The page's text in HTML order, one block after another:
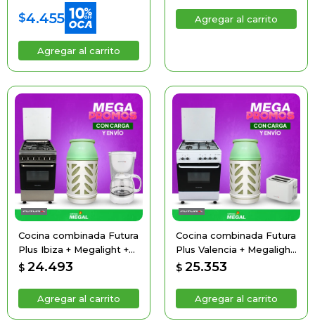
$4.455
Cocina combinada Futura
Plus Ibiza + Megalight +
Cafetera de Regalo
$ 24.493
Cocina combinada Futura
Plus Valencia + Megalight
+ Tostadora de regalo
$ 25.353